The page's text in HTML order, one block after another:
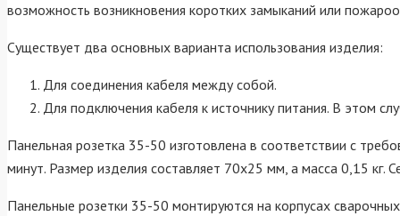
возможность возникновения коротких замыканий или
Существует два основных варианта использования изделия:
Для соединения кабеля между собой.
Для подключения кабеля к источнику питания. В этом
Панельная розетка 35-50 изготовлена в соответствии с
минут. Размер изделия составляет 70х25 мм, а масса 0,15
Панельные розетки 35-50 монтируются на корпусах